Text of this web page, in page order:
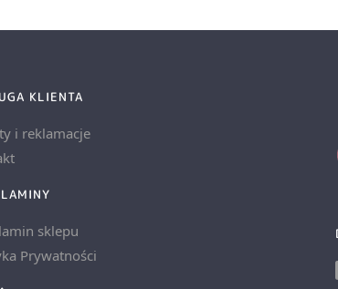
KLIENTA
i reklamacje
sklepu
Prywatności